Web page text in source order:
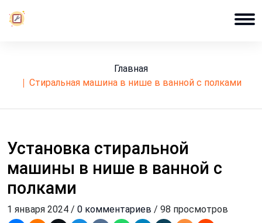
Главная
стиральная машина в нише в ванной с полками
Установка стиральной
машины в нише в ванной с
полками
1 января 2024 / 0 комментариев / 98 просмотров